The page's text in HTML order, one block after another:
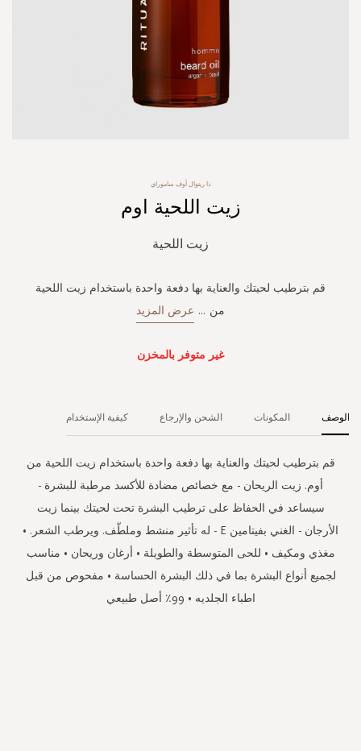
gallery
ذا ريتوال أوف ساموراي
زيت اللحية اوم
زيت اللحية
قم بترطيب لحيتك والعناية بها دفعة واحدة باستخدام زيت اللحية
من ... عرض المزيد
غير متوفر بالمخزن
الوصف
قم بترطيب لحيتك والعناية بها دفعة واحدة باستخدام زيت اللحية من
أوم. زيت الريحان - مع خصائص مضادة للأكسد مرطبة للبشرة -
سيساعد في الحفاظ على ترطيب البشرة تحت لحيتك بينما زيت
الأرجان - الغني بفيتامين E - له تأثير منشط وملطّف. ويرطب الشعر. •
مغذي ومكيف • للحى المتوسطة والطويلة • أرغان وريحان • مناسب
لجميع أنواع البشرة بما في ذلك البشرة الحساسة • مفحوص من قبل
اطباء الجلديه • 99٪ أصل طبيعي
المكونات الشحن والإرجاع كيفية الإستخدام